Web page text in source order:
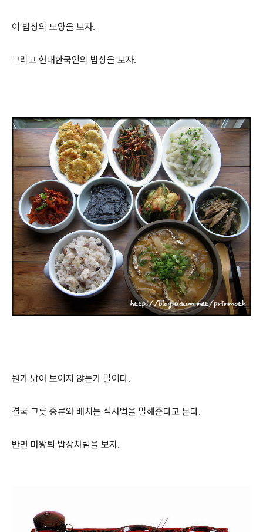
이 밥상의 모양을 보자.
그리고 현대한국인의 밥상을 보자.
뭔가 닮아 보이지 않는가 말이다.
결국 그릇 종류와 배치는 식사법을 말해준다고 본다.
반면 마왕퇴 밥상차림을 보자.